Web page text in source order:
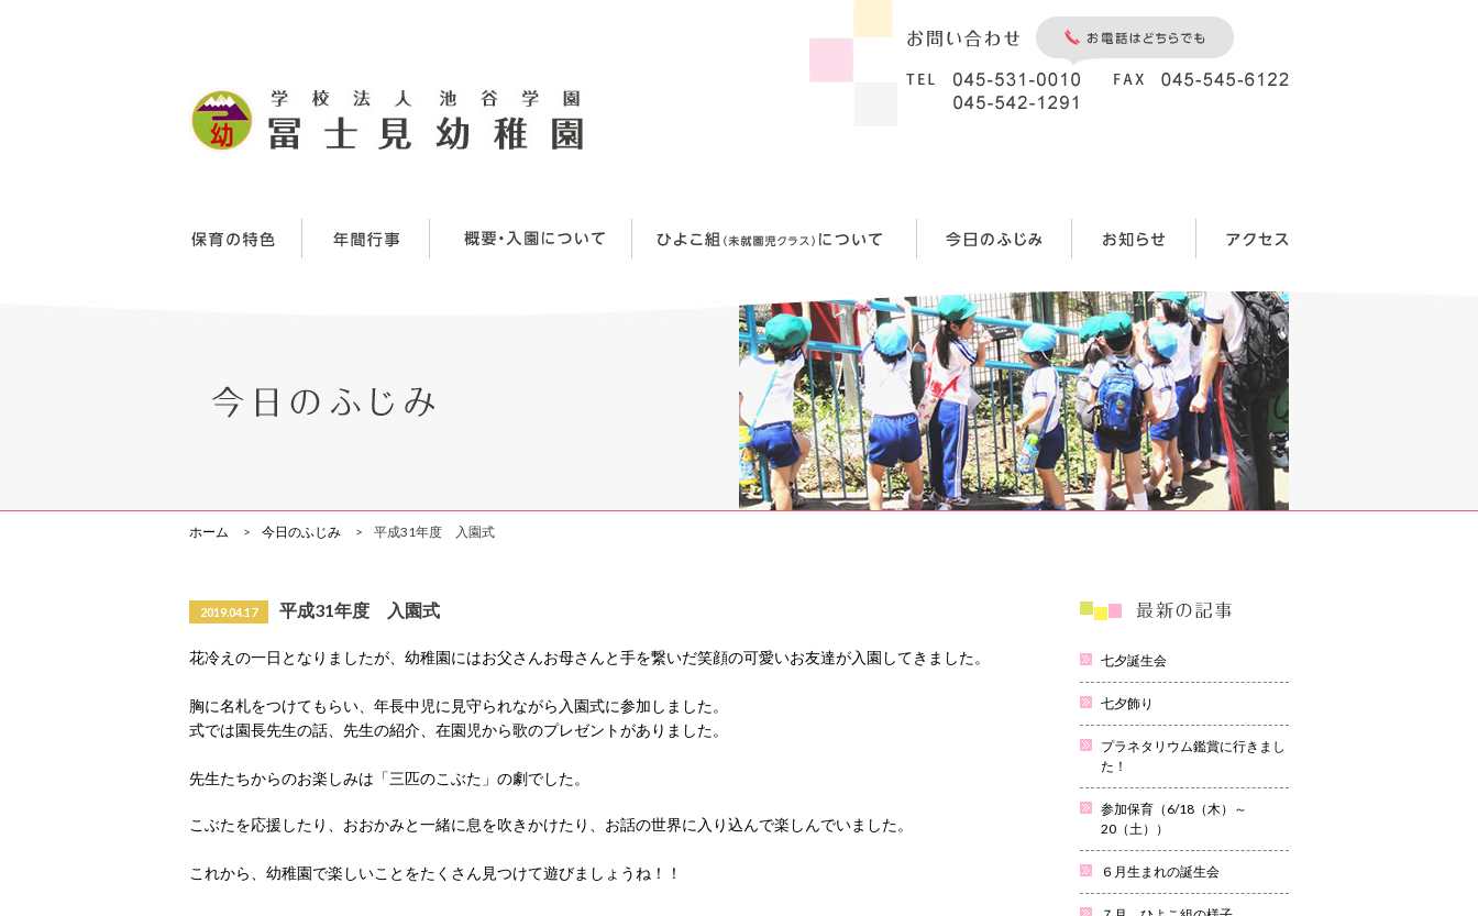
ホーム 今日のふじみ 平成31年度 入園式
2019.04.17 平成31年度 入園式
花冷えの一日となりましたが、幼稚園にはお父さんお母さんと手を繋いだ笑顔の可愛いお友達が入園してきました。
胸に名札をつけてもらい、年長中児に見守られながら入園式に参加しました。
式では園長先生の話、先生の紹介、在園児から歌のプレゼントがありました。
先生たちからのお楽しみは「三匹のこぶた」の劇でした。
こぶたを応援したり、おおかみと一緒に息を吹きかけたり、お話の世界に入り込んで楽しんでいました。
これから、幼稚園で楽しいことをたくさん見つけて遊びましょうね！！
七夕誕生会
七夕飾り
プラネタリウム鑑賞に行きまし
た！
参加保育（6/18（木）～
20（土））
６月生まれの誕生会